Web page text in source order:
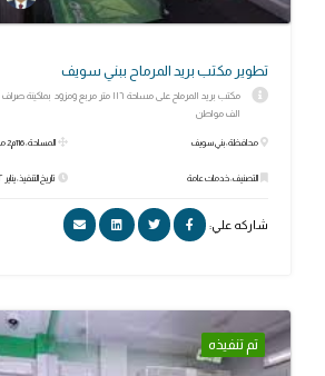
تطوير مكتب بريد المرماح ببني سويف
الف مواطن
محافظة: بني سويف
التصنيف: خدمات عامة
المساحة: 116م2 مربع
تاريخ التنفيذ: يناير ٢٠٢٢
شاركه علي:
تم تنفيذه